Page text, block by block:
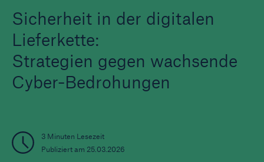
Sicherheit in der digitalen
Lieferkette:
Strategien gegen wachsende
Cyber-Bedrohungen
3 Minuten Lesezeit
Publiziert am 25.03.2026